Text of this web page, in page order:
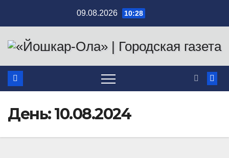
содержимому
09.08.2026 10:28
День:10.08.2024